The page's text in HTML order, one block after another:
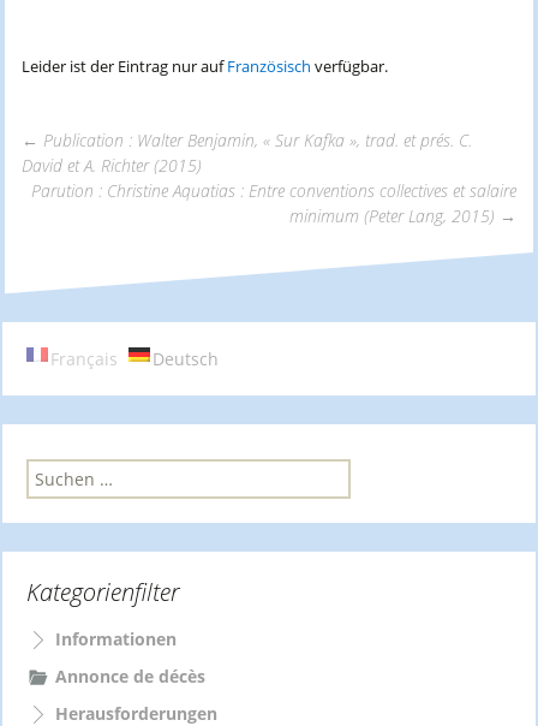
Leider ist der Eintrag nur aufFranzösisch verfügbar.
Beitrags-
Navigation
← Publication : Walter Benjamin, « Sur Kafka », trad. et prés. C.
David et A. Richter (2015)
Parution : Christine Aquatias : Entre conventions collectives et salaire
minimum (Peter Lang, 2015) →
Français Deutsch
S
u
n
a
h
Kategorienfilter
Informationen
Annonce de décès
Herausforderungen